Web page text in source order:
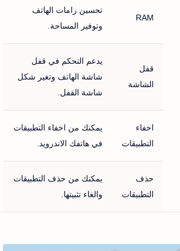
RAM
تحسين رامات الهاتف
وتوفير المساحة.
قفل
الشاشة
يدعم التحكم في قفل
شاشة الهاتف وتغير شكل
شاشة القفل.
اخفاء
التطبيقات
يمكنك من اخفاء التطبيقات
في هاتفك الاندرويد.
حذف
التطبيقات
يمكنك من حذف التطبيقات
والغاء تثبيتها.